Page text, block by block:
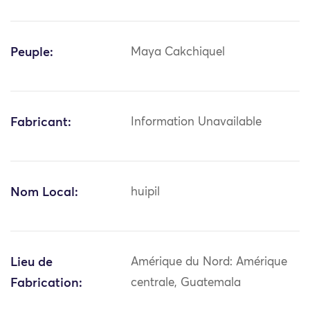
Peuple: Maya Cakchiquel
Fabricant: Information Unavailable
Nom Local: huipil
Lieu de
Fabrication:
Amérique du Nord: Amérique
centrale, Guatemala